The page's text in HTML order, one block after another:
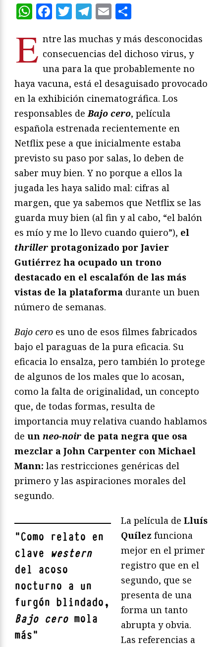
WhatsApp
Facebook
Twitter
Telegram
Email
E ntre las muchas y más desconocidas
consecuencias del dichoso virus, y
una para la que probablemente no
haya vacuna, está el desaguisado provocado
en la exhibición cinematográfica. Los
responsables deBajo cero, película
española estrenada recientemente en
Netflix pese a que inicialmente estaba
previsto su paso por salas, lo deben de
saber muy bien. Y no porque a ellos la
jugada les haya salido mal: cifras al
margen, que ya sabemos que Netflix se las
guarda muy bien (al fin y al cabo, “el balón
es mío y me lo llevo cuando quiero”), el
thriller protagonizado por Javier
Gutiérrez ha ocupado un trono
destacado en el escalafón de las más
vistas de la plataforma durante un buen
número de semanas.
Bajo cero es uno de esos filmes fabricados
bajo el paraguas de la pura eficacia. Su
eficacia lo ensalza, pero también lo protege
de algunos de los males que lo acosan,
como la falta de originalidad, un concepto
que, de todas formas, resulta de
importancia muy relativa cuando hablamos
de un neo-noir de pata negra que osa
mezclar a John Carpenter con Michael
Mann: las restricciones genéricas del
primero y las aspiraciones morales del
segundo.
"Como relato en
clave western
del acoso
nocturno a un
furgón blindado,
Bajo ceromola
más"
La película de Lluís
Quílez funciona
mejor en el primer
registro que en el
segundo, que se
presenta de una
forma un tanto
abrupta y obvia.
Las referencias a